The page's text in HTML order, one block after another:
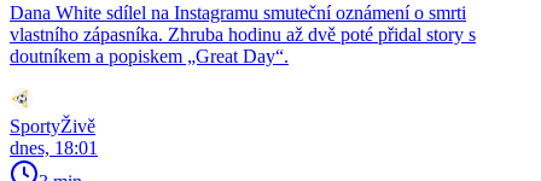
Dana White sdílel na Instagramu smuteční oznámení o smrti
vlastního zápasníka. Zhruba hodinu až dvě poté přidal story s
doutníkem a popiskem „Great Day“.
SportyŽivě
dnes, 18:01